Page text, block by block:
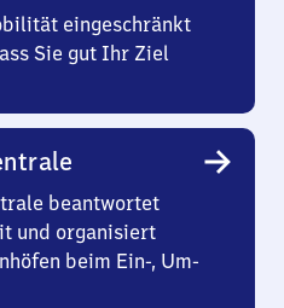
eingeschränkt
Sie gut Ihr Ziel
beantwortet
und organisiert
beim Ein-, Um-